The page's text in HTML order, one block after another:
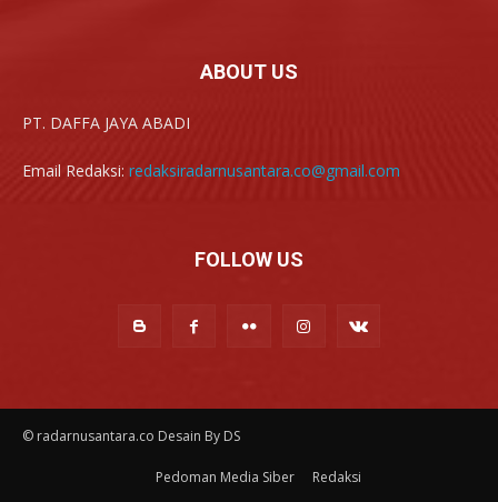
ABOUT US
PT. DAFFA JAYA ABADI
Email Redaksi: redaksiradarnusantara.co@gmail.com
FOLLOW US
© radarnusantara.co Desain By DS
Pedoman Media Siber Redaksi